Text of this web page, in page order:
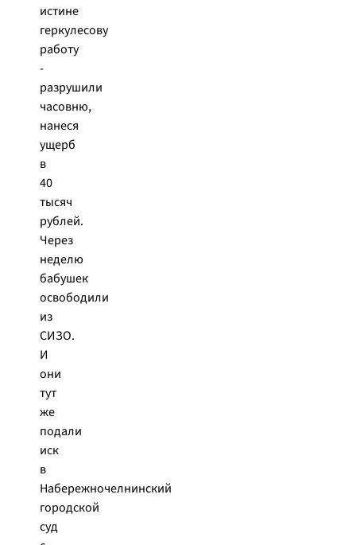
истине
геркулесову
работу
-
разрушили
часовню,
нанеся
ущерб
в
40
тысяч
рублей.
Через
неделю
бабушек
освободили
из
СИЗО.
И
они
тут
же
подали
иск
в
Набережночелнинский
городской
суд